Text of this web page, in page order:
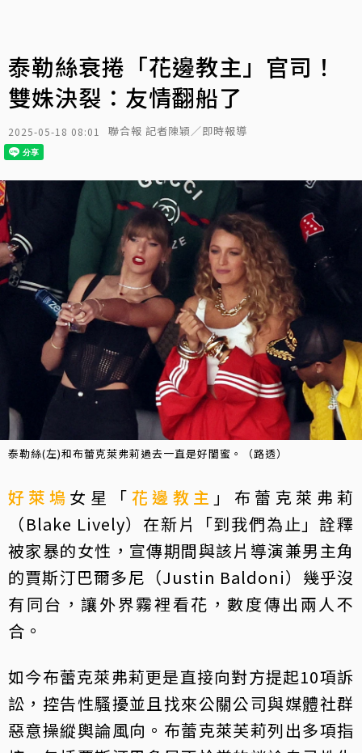
泰勒絲衰捲「花邊教主」官司！
雙姝決裂：友情翻船了
2025-05-18 08:01 聯合報 記者陳穎／即時報導
泰勒絲(左)和布蕾克萊弗莉過去一直是好閨蜜。（路透）
好萊塢 女星「 花邊教主 」布蕾克萊弗莉
（Blake Lively）在新片「到我們為止」詮釋
被家暴的女性，宣傳期間與該片導演兼男主角
的賈斯汀巴爾多尼（Justin Baldoni）幾乎沒
有同台，讓外界霧裡看花，數度傳出兩人不
合。
如今布蕾克萊弗莉更是直接向對方提起10項訴
訟，控告性騷擾並且找來公關公司與媒體社群
惡意操縱輿論風向。布蕾克萊芙莉列出多項指